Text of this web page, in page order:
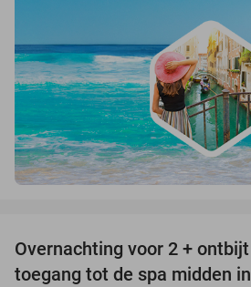
Overnachting voor 2 +
toegang tot de spa midden